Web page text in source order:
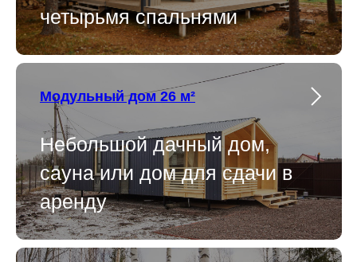
четырьмя спальнями
Модульный дом 26 м²
Небольшой дачный дом,
сауна или дом для сдачи в
аренду